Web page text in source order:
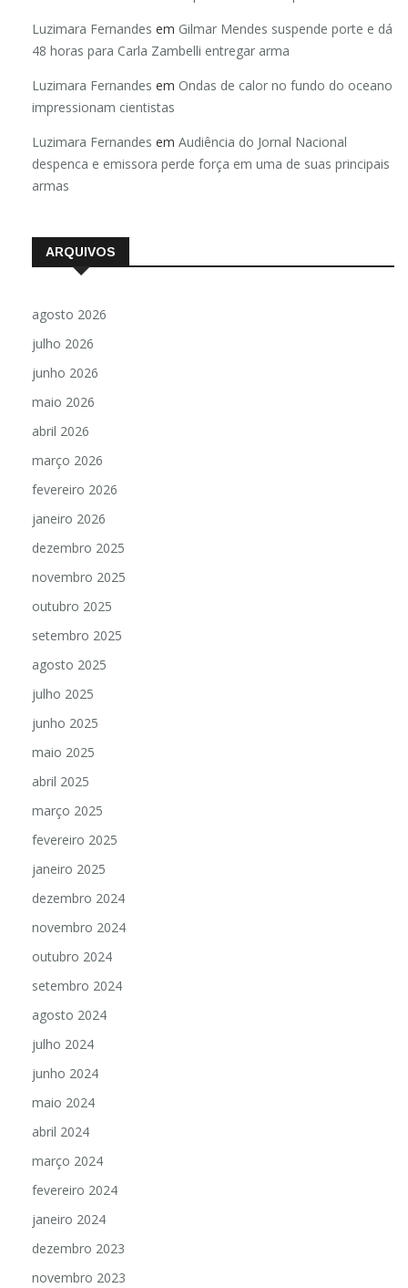
Luzimara Fernandes em Gilmar Mendes suspende porte e dá
48 horas para Carla Zambelli entregar arma
Luzimara Fernandes em Ondas de calor no fundo do oceano
impressionam cientistas
Luzimara Fernandes em Audiência do Jornal Nacional
despenca e emissora perde força em uma de suas principais
armas
ARQUIVOS
agosto 2026
julho 2026
junho 2026
maio 2026
abril 2026
março 2026
fevereiro 2026
janeiro 2026
dezembro 2025
novembro 2025
outubro 2025
setembro 2025
agosto 2025
julho 2025
junho 2025
maio 2025
abril 2025
março 2025
fevereiro 2025
janeiro 2025
dezembro 2024
novembro 2024
outubro 2024
setembro 2024
agosto 2024
julho 2024
junho 2024
maio 2024
abril 2024
março 2024
fevereiro 2024
janeiro 2024
dezembro 2023
novembro 2023